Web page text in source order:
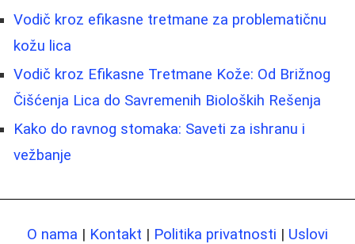
Vodič kroz efikasne tretmane za problematičnu
kožu lica
Vodič kroz Efikasne Tretmane Kože: Od Brižnog
Čišćenja Lica do Savremenih Bioloških Rešenja
Kako do ravnog stomaka: Saveti za ishranu i
vežbanje
O nama | Kontakt | Politika privatnosti | Uslovi